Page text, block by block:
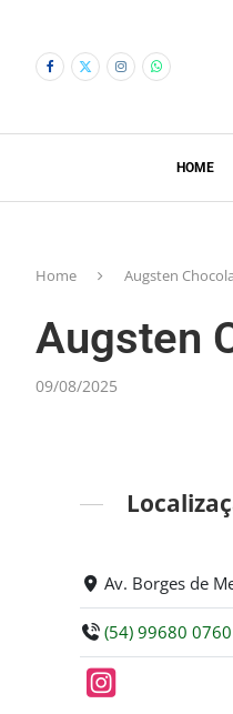
HOME
Home Augsten
Augsten
09/08/2025
Av. Borges de
(54) 99680 0760